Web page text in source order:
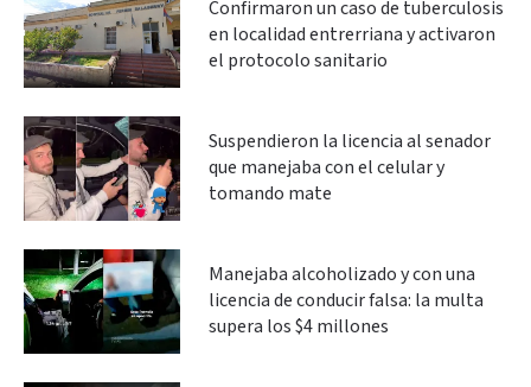
Confirmaron un caso de tuberculosis
en localidad entrerriana y activaron
el protocolo sanitario
Suspendieron la licencia al senador
que manejaba con el celular y
tomando mate
Manejaba alcoholizado y con una
licencia de conducir falsa: la multa
supera los $4 millones